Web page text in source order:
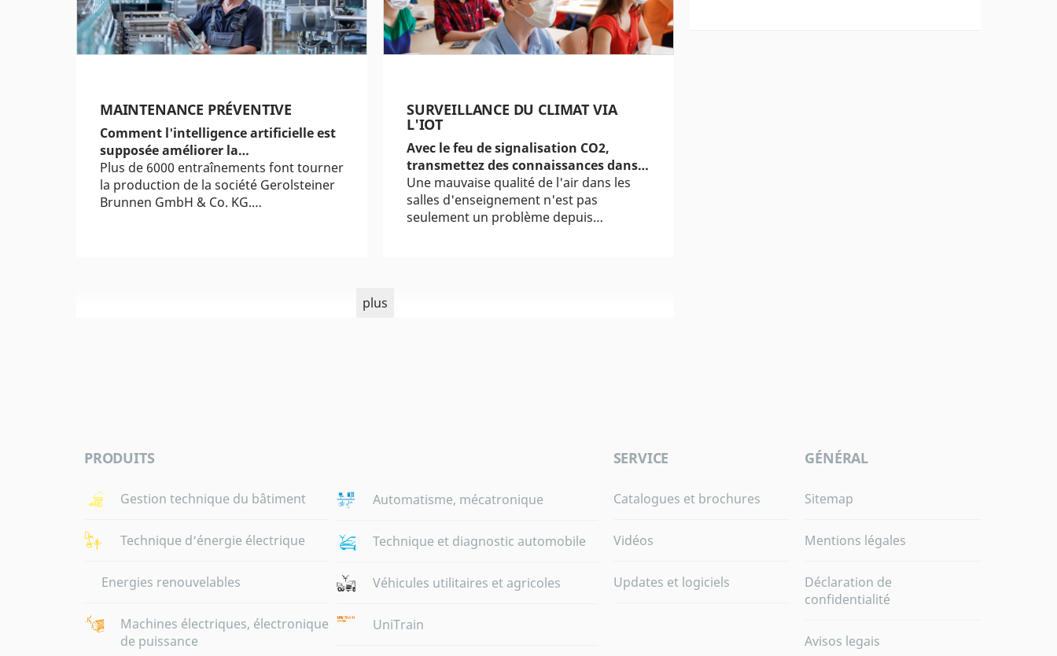
MAINTENANCE PRÉVENTIVE
Comment l'intelligence artificielle est
supposée améliorer la…
Plus de 6000 entraînements font tourner
la production de la société Gerolsteiner
Brunnen GmbH & Co. KG.…
SURVEILLANCE DU CLIMAT VIA
L'IOT
Avec le feu de signalisation CO2,
transmettez des connaissances dans…
Une mauvaise qualité de l'air dans les
salles d'enseignement n'est pas
seulement un problème depuis…
plus
PRODUITS
Gestion technique du bâtiment
Technique d‘énergie électrique
Energies renouvelables
Machines électriques, électronique
de puissance
Automatisme, mécatronique
Technique et diagnostic automobile
Véhicules utilitaires et agricoles
UniTrain
SERVICE
Catalogues et brochures
Vidéos
Updates et logiciels
GÉNÉRAL
Sitemap
Mentions légales
Déclaration de
confidentialité
Avisos legais